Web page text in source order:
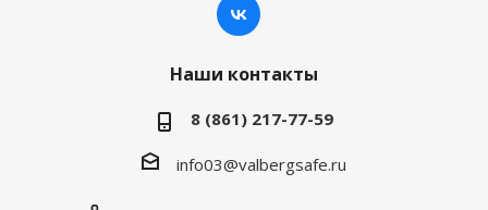
Наши контакты
8 (861) 217-77-59
info03@valbergsafe.ru